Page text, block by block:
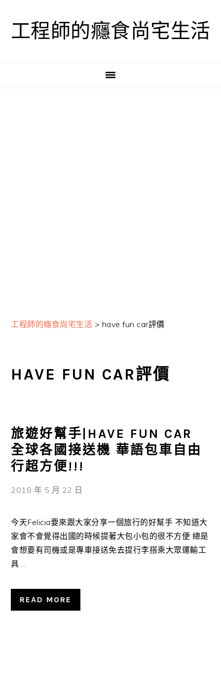
工程師的癮食尚宅生活
工程師的癮食尚宅生活 > have fun car評價
HAVE FUN CAR評價
旅遊好幫手|HAVE FUN CAR
全球各國接送機 華語包車自由
行超方便!!!
2018 年 5 月 22 日
今天Felicia要來跟大家分享一個旅行的好幫手 不知道大
家會不會覺得出國的時候提著大包小包的很不方便 總是
會想要有司機或是專車接送免去提行李搭乘大眾運輸工
具 ...
READ MORE